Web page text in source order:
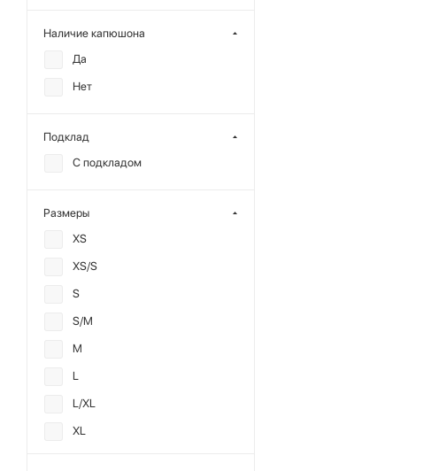
Наличие капюшона
Да
Нет
Подклад
С подкладом
Размеры
XS
XS/S
S
S/M
M
L
L/XL
XL